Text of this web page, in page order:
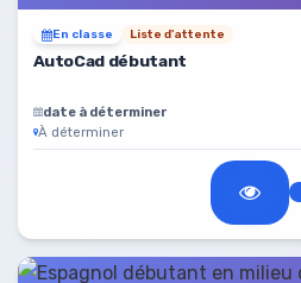
En classe Liste d'attente
AutoCad débutant
date à déterminer
À déterminer